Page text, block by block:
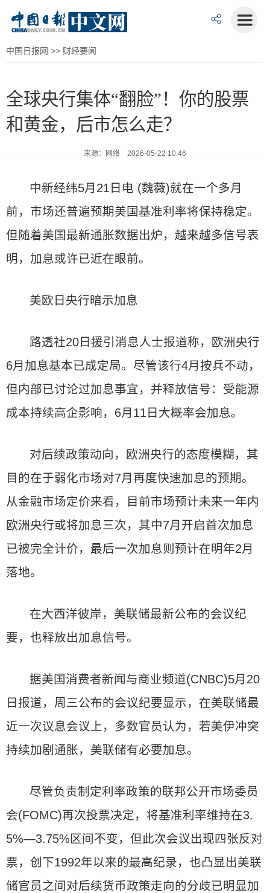
中国日报网 >> 财经要闻
全球央行集体“翻脸”！你的股票
和黄金，后市怎么走？
来源：网络 2026-05-22 10:46
中新经纬5月21日电 (魏薇)就在一个多月
前，市场还普遍预期美国基准利率将保持稳定。
但随着美国最新通胀数据出炉，越来越多信号表
明，加息或许已近在眼前。
美欧日央行暗示加息
路透社20日援引消息人士报道称，欧洲央行
6月加息基本已成定局。尽管该行4月按兵不动，
但内部已讨论过加息事宜，并释放信号：受能源
成本持续高企影响，6月11日大概率会加息。
对后续政策动向，欧洲央行的态度模糊，其
目的在于弱化市场对7月再度快速加息的预期。
从金融市场定价来看，目前市场预计未来一年内
欧洲央行或将加息三次，其中7月开启首次加息
已被完全计价，最后一次加息则预计在明年2月
落地。
在大西洋彼岸，美联储最新公布的会议纪
要，也释放出加息信号。
据美国消费者新闻与商业频道(CNBC)5月20
日报道，周三公布的会议纪要显示，在美联储最
近一次议息会议上，多数官员认为，若美伊冲突
持续加剧通胀，美联储有必要加息。
尽管负责制定利率政策的联邦公开市场委员
会(FOMC)再次投票决定，将基准利率维持在3.
5%—3.75%区间不变，但此次会议出现四张反对
票，创下1992年以来的最高纪录，也凸显出美联
储官员之间对后续货币政策走向的分歧已明显加